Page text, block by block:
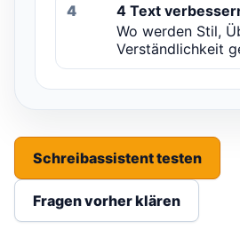
4
4 Text
Wo werden Stil,
Verständlichkeit
Schreibassistent testen
Fragen vorher klären